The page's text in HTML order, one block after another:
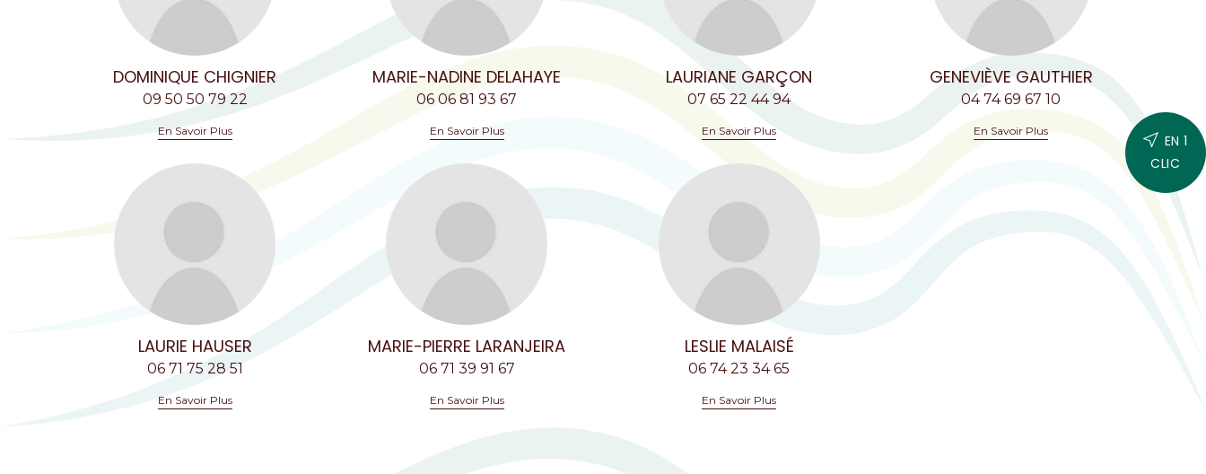
EN 1
CLIC
DOMINIQUE CHIGNIER
09 50 50 79 22
En Savoir Plus
MARIE-NADINE DELAHAYE
06 06 81 93 67
En Savoir Plus
LAURIANE GARÇON
07 65 22 44 94
En Savoir Plus
GENEVIÈVE GAUTHIER
04 74 69 67 10
En Savoir Plus
LAURIE HAUSER
06 71 75 28 51
En Savoir Plus
MARIE-PIERRE LARANJEIRA
06 71 39 91 67
En Savoir Plus
LESLIE MALAISÉ
06 74 23 34 65
En Savoir Plus